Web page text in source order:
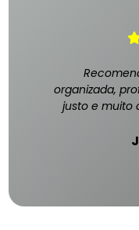
organizada,
justo e muito